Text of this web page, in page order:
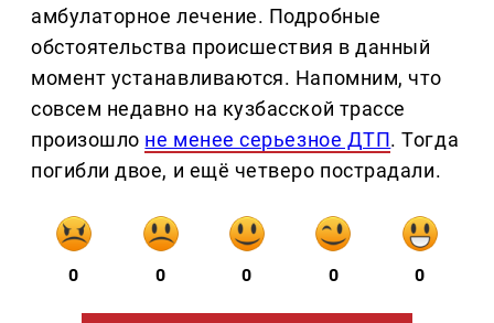
амбулаторное лечение. Подробные
обстоятельства происшествия в данный
момент устанавливаются. Напомним, что
совсем недавно на кузбасской трассе
произошло не менее серьезное ДТП. Тогда
погибли двое, и ещё четверо пострадали.
0 0 0 0 0